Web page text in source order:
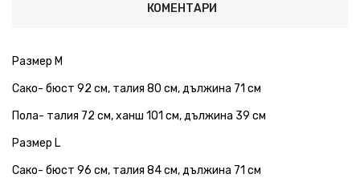
КОМЕНТАРИ
Размер М
Сако- бюст 92 см, талия 80 см, дължина 71 см
Пола- талия 72 см, ханш 101 см, дължина 39 см
Размер L
Сако- бюст 96 см, талия 84 см, дължина 71 см